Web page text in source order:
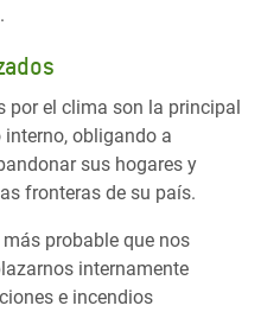
por el clima son la principal
obligando a
sus hogares y
fronteras de su país.
probable que nos
internamente
e incendios